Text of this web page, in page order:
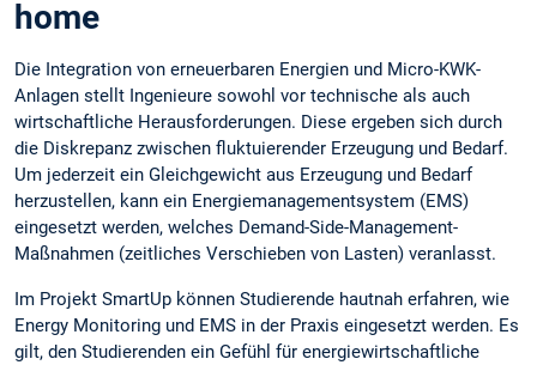
home
Die Integration von erneuerbaren Energien und Micro-KWK-
Anlagen stellt Ingenieure sowohl vor technische als auch
wirtschaftliche Herausforderungen. Diese ergeben sich durch
die Diskrepanz zwischen fluktuierender Erzeugung und Bedarf.
Um jederzeit ein Gleichgewicht aus Erzeugung und Bedarf
herzustellen, kann ein Energiemanagementsystem (EMS)
eingesetzt werden, welches Demand-Side-Management-
Maßnahmen (zeitliches Verschieben von Lasten) veranlasst.
Im Projekt SmartUp können Studierende hautnah erfahren, wie
Energy Monitoring und EMS in der Praxis eingesetzt werden. Es
gilt, den Studierenden ein Gefühl für energiewirtschaftliche